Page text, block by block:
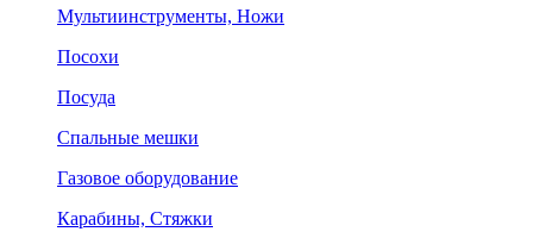
Мультиинструменты, Ножи
Посохи
Посуда
Спальные мешки
Газовое оборудование
Карабины, Стяжки